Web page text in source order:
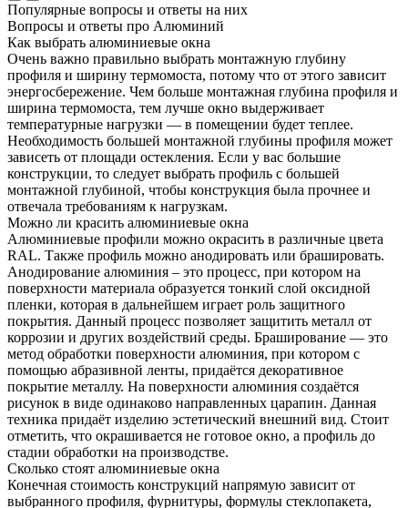
Популярные вопросы и ответы на них
Вопросы и ответы про Алюминий
Как выбрать алюминиевые окна
Очень важно правильно выбрать монтажную глубину
профиля и ширину термомоста, потому что от этого зависит
энергосбережение. Чем больше монтажная глубина профиля и
ширина термомоста, тем лучше окно выдерживает
температурные нагрузки — в помещении будет теплее.
Необходимость большей монтажной глубины профиля может
зависеть от площади остекления. Если у вас большие
конструкции, то следует выбрать профиль с большей
монтажной глубиной, чтобы конструкция была прочнее и
отвечала требованиям к нагрузкам.
Можно ли красить алюминиевые окна
Алюминиевые профили можно окрасить в различные цвета
RAL. Также профиль можно анодировать или брашировать.
Анодирование алюминия – это процесс, при котором на
поверхности материала образуется тонкий слой оксидной
пленки, которая в дальнейшем играет роль защитного
покрытия. Данный процесс позволяет защитить металл от
коррозии и других воздействий среды. Браширование — это
метод обработки поверхности алюминия, при котором с
помощью абразивной ленты, придаётся декоративное
покрытие металлу. На поверхности алюминия создаётся
рисунок в виде одинаково направленных царапин. Данная
техника придаёт изделию эстетический внешний вид. Стоит
отметить, что окрашивается не готовое окно, а профиль до
стадии обработки на производстве.
Сколько стоят алюминиевые окна
Конечная стоимость конструкций напрямую зависит от
выбранного профиля, фурнитуры, формулы стеклопакета,